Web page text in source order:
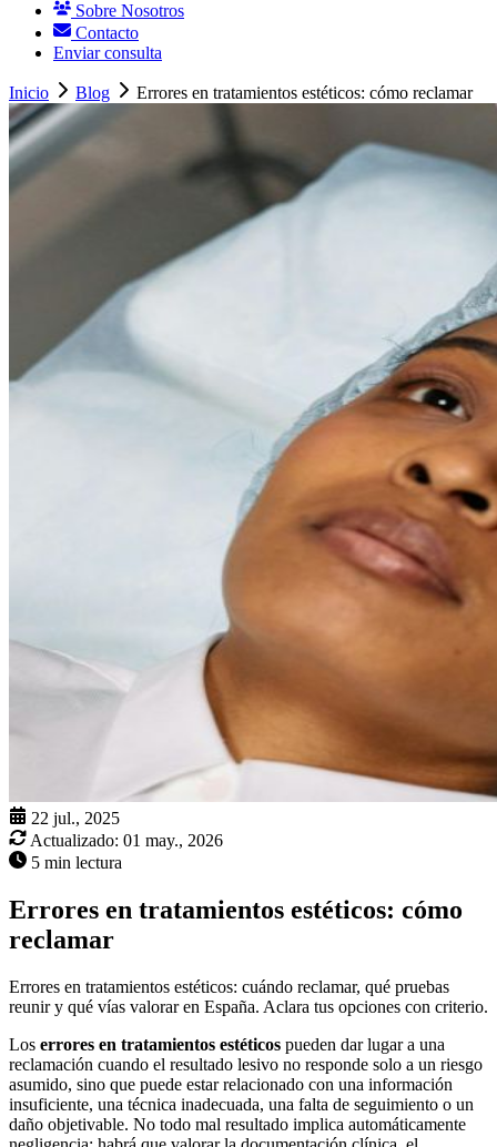
Sobre Nosotros
Contacto
Enviar consulta
Inicio Blog Errores en tratamientos estéticos: cómo reclamar
22 jul., 2025
Actualizado: 01 may., 2026
5 min lectura
Errores en tratamientos estéticos: cómo
reclamar
Errores en tratamientos estéticos: cuándo reclamar, qué pruebas
reunir y qué vías valorar en España. Aclara tus opciones con criterio.
Los errores en tratamientos estéticos pueden dar lugar a una
reclamación cuando el resultado lesivo no responde solo a un riesgo
asumido, sino que puede estar relacionado con una información
insuficiente, una técnica inadecuada, una falta de seguimiento o un
daño objetivable. No todo mal resultado implica automáticamente